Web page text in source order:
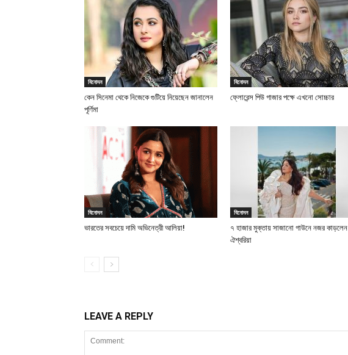
বিনোদন
কেন সিনেমা থেকে নিজেকে গুটিয়ে নিয়েছেন জানালেন
পূর্ণিমা
বিনোদন
ফ্লোরেন্স পিউ গাজার পক্ষে এখনো সোচ্চার
বিনোদন
ভারতের সবচেয়ে দামি অভিনেত্রী আলিয়া!
বিনোদন
৭ হাজার মুক্তায় সাজানো গাউনে নজর কাড়লেন
ঐশ্বরিয়া
LEAVE A REPLY